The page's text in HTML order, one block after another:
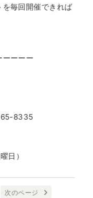
を毎回開催できれば
ーーーー
8335
日）
次のページ